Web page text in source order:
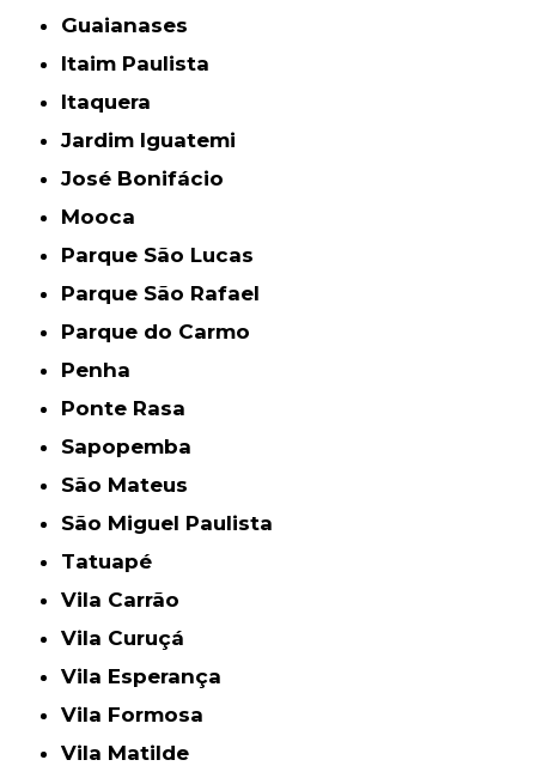
Guaianases
Itaim Paulista
Itaquera
Jardim Iguatemi
José Bonifácio
Mooca
Parque São Lucas
Parque São Rafael
Parque do Carmo
Penha
Ponte Rasa
Sapopemba
São Mateus
São Miguel Paulista
Tatuapé
Vila Carrão
Vila Curuçá
Vila Esperança
Vila Formosa
Vila Matilde